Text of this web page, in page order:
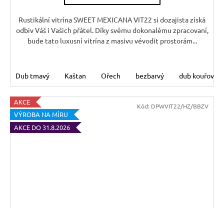
A
Rustikální vitrína SWEET MEXICANA VIT22 si dozajista získá
odbiv Váš i Vašich přátel. Díky svému dokonalému zpracovaní,
bude tato luxusní vitrína z masivu vévodit prostorám...
Dub tmavý Kaštan Ořech bezbarvý dub kouřový
AKCE
VÝROBA NA MÍRU
AKCE DO 31.8.2026
Kód: DPWVIT22/HZ/BBZV